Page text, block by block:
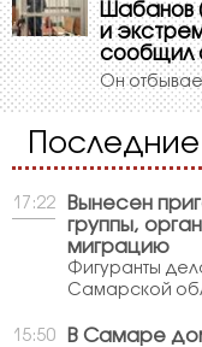
Шабанов
и
сообщил
Он
17:22
Вынесен
группы,
миграцию
Фигуранты
Самарской
15:50
В Самаре